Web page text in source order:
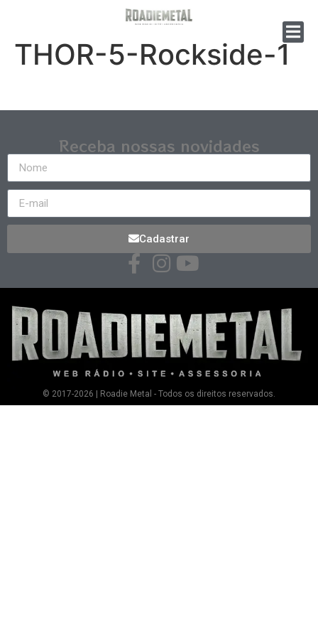
THOR-5-Rockside-1
Receba nossas novidades
Cadastrar
© 2017-2026 | Roadie Metal - Todos os direitos reservados.